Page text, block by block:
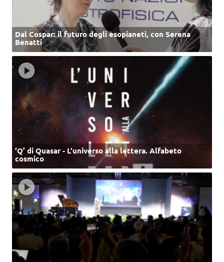
Dal Cospar: il futuro degli esopianeti, con Serena
Benatti
‘Q’ di Quasar - L'universo alla lettera. Alfabeto
cosmico